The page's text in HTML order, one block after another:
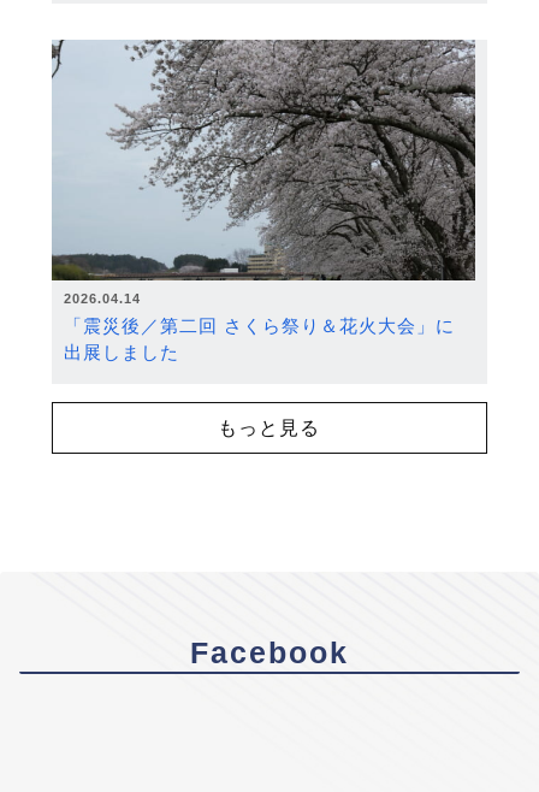
2026.04.14
「震災後／第二回 さくら祭り＆花火大会」に
出展しました
もっと見る
Facebook